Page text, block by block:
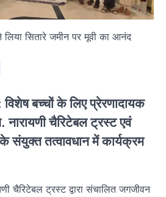
सितारे जमीन पर मूवी का आनंद
बच्चों के लिए प्रेरणादायक
चैरिटेबल ट्रस्ट एवं
संयुक्त तत्वावधान में कार्यक्रम
चैरिटेबल ट्रस्ट द्वारा संचालित जगजीवन